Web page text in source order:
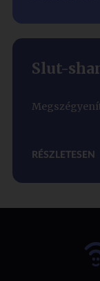
Slut-
RÉSZLETESEN